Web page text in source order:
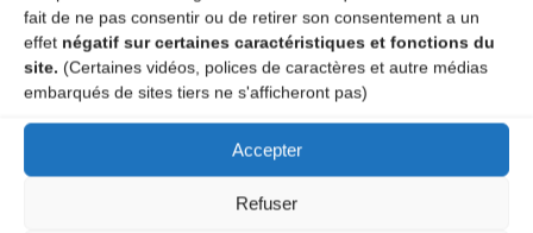
fait de ne pas consentir ou de retirer son consentement a un
effet négatif sur certaines caractéristiques et fonctions du
site. (Certaines vidéos, polices de caractères et autre médias
embarqués de sites tiers ne s'afficheront pas)
Accepter
Refuser
Pour ceux qui le souhaitent, vous pouvez également
écrire à l’adresse ci-dessus pour avoir quelques audios
de morceaux souvent joués dans le cadre des boeufs